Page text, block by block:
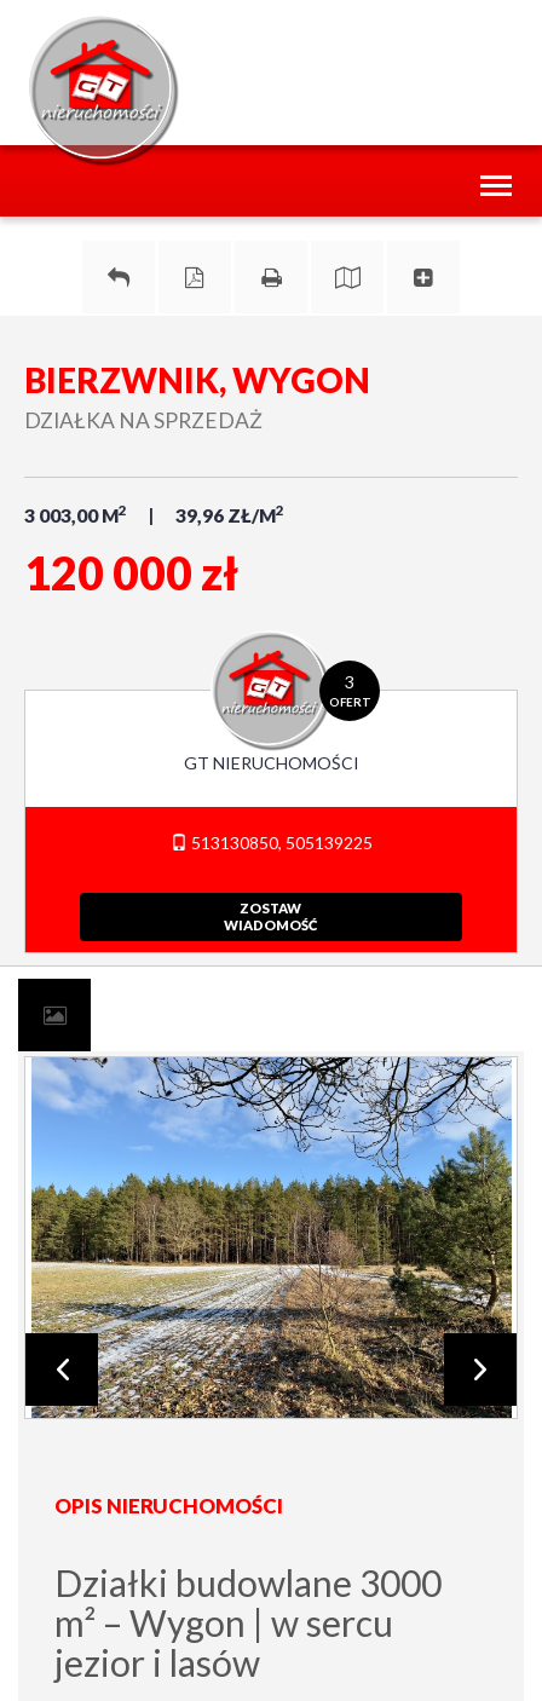
BIERZWNIK, WYGON
DZIAŁKA NA SPRZEDAŻ
3 003,00 M2 39,96 ZŁ/M2
120 000 zł
3
OFERT
GT NIERUCHOMOŚCI
513130850, 505139225
ZOSTAW
WIADOMOŚĆ
OPIS NIERUCHOMOŚCI
Działki budowlane 3000
m² – Wygon | w sercu
jezior i lasów